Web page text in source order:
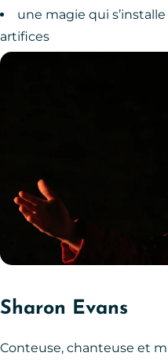
une magie qui
artifices
Soirée contes avec Sharon
Sharon Evans
Conteuse, chanteuse et